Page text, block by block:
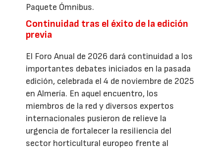
Paquete Ómnibus.
Continuidad tras el éxito de la edición
previa
El Foro Anual de 2026 dará continuidad a los
importantes debates iniciados en la pasada
edición, celebrada el 4 de noviembre de 2025
en Almería. En aquel encuentro, los
miembros de la red y diversos expertos
internacionales pusieron de relieve la
urgencia de fortalecer la resiliencia del
sector horticultural europeo frente al